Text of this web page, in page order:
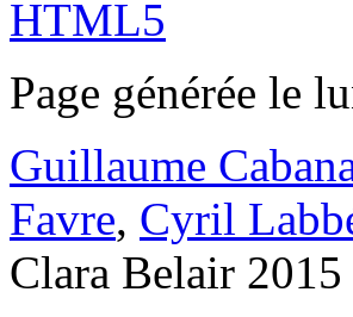
Page générée le
Guillaume
Favre, Cyril
Clara Belair 2015